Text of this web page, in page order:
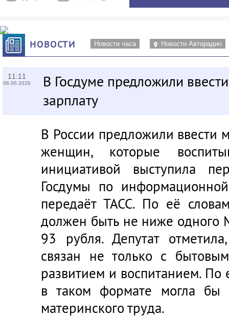
НОВОСТИ Новости часа Новости Авторадио
11:11
06.06.2026
В Госдуме предложили
зарплату
В России предложили ввести
женщин, которые
инициативой выступила
Госдумы по
передаёт ТАСС. По её
должен быть не ниже одного
93 рубля. Депутат
связан не только с
развитием и воспитанием.
в таком формате могла бы
материнского труда.